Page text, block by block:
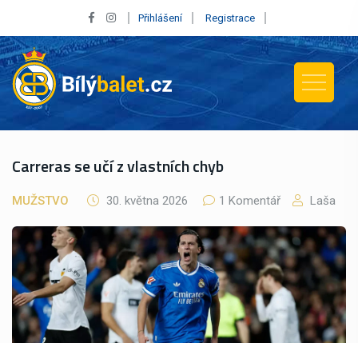
Přihlášení Registrace
Carreras se učí z vlastních chyb
MUŽSTVO 30. května 2026 1 Komentář Laša